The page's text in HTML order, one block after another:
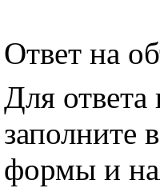
Ответ на
Для
заполните
формы и